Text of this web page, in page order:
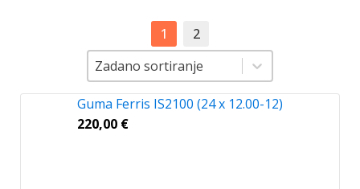
1
2
Sortiranje
Zadano sortiranje
Sortiranje
Guma Ferris IS2100 (24 x 12.00-12)
220,00 €